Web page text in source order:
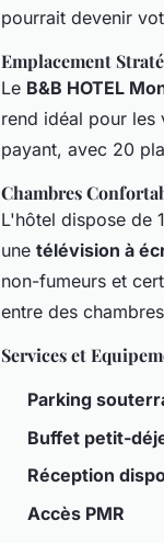
pourrait devenir
Emplacement
Le B&B HOTEL
rend idéal pour les
payant, avec 20
Chambres
L'hôtel dispose de
une télévision à
non-fumeurs et
entre des
Services et
Parking
Buffet petit-
Réception
Accès PMR